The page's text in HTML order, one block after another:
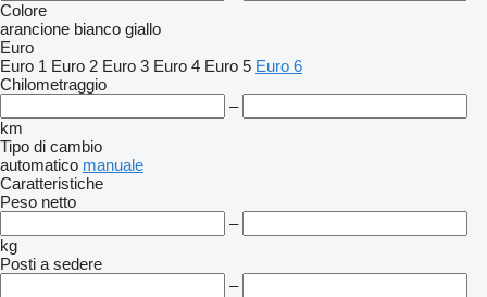
Colore
arancione bianco giallo
Euro
Euro 1 Euro 2 Euro 3 Euro 4 Euro 5 Euro 6
Chilometraggio
–
km
Tipo di cambio
automatico manuale
Caratteristiche
Peso netto
–
kg
Posti a sedere
–